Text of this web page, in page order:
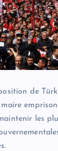
de
les